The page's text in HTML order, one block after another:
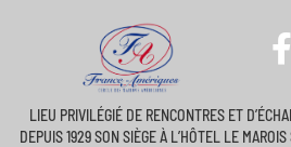
LIEU PRIVILÉGIÉ DE RENCONTRES ET
DEPUIS 1929 SON SIÈGE À L’HÔTEL LE